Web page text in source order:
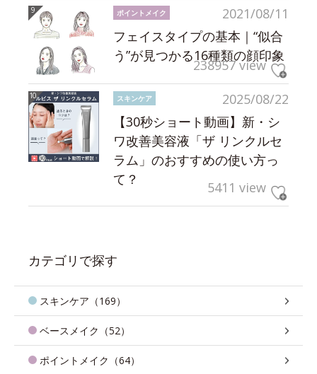
2021/08/11
ポイントメイク
フェイスタイプの基本｜“似合
う”が見つかる16種類の顔印象
238957 view
2025/08/22
スキンケア
【30秒ショート動画】新・シ
ワ改善美容液「ザ リンクルセ
ラム」のおすすめの使い方っ
て？
5411 view
カテゴリで探す
スキンケア（169）
ベースメイク（52）
ポイントメイク（64）